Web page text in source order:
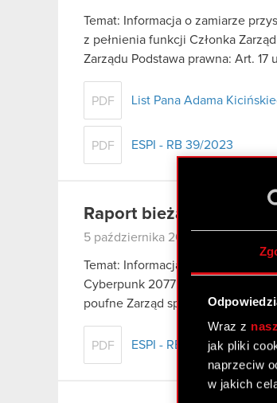
Wraz z
jak pliki
naprzeciw
w jakich
Temat: Informacja o zamiarze
z pełnienia funkcji Członka
Zarządu Podstawa prawna: Art. 17
PDF List Pana Adama
PDF ESPI - RB 39/2023
Raport bieżący nr 38/
5 października 2023
Temat: Informacja dotycząca
Cyberpunk 2077: Widmo Wolności
poufne Zarząd spółki CD
PDF ESPI - RB 38/2023